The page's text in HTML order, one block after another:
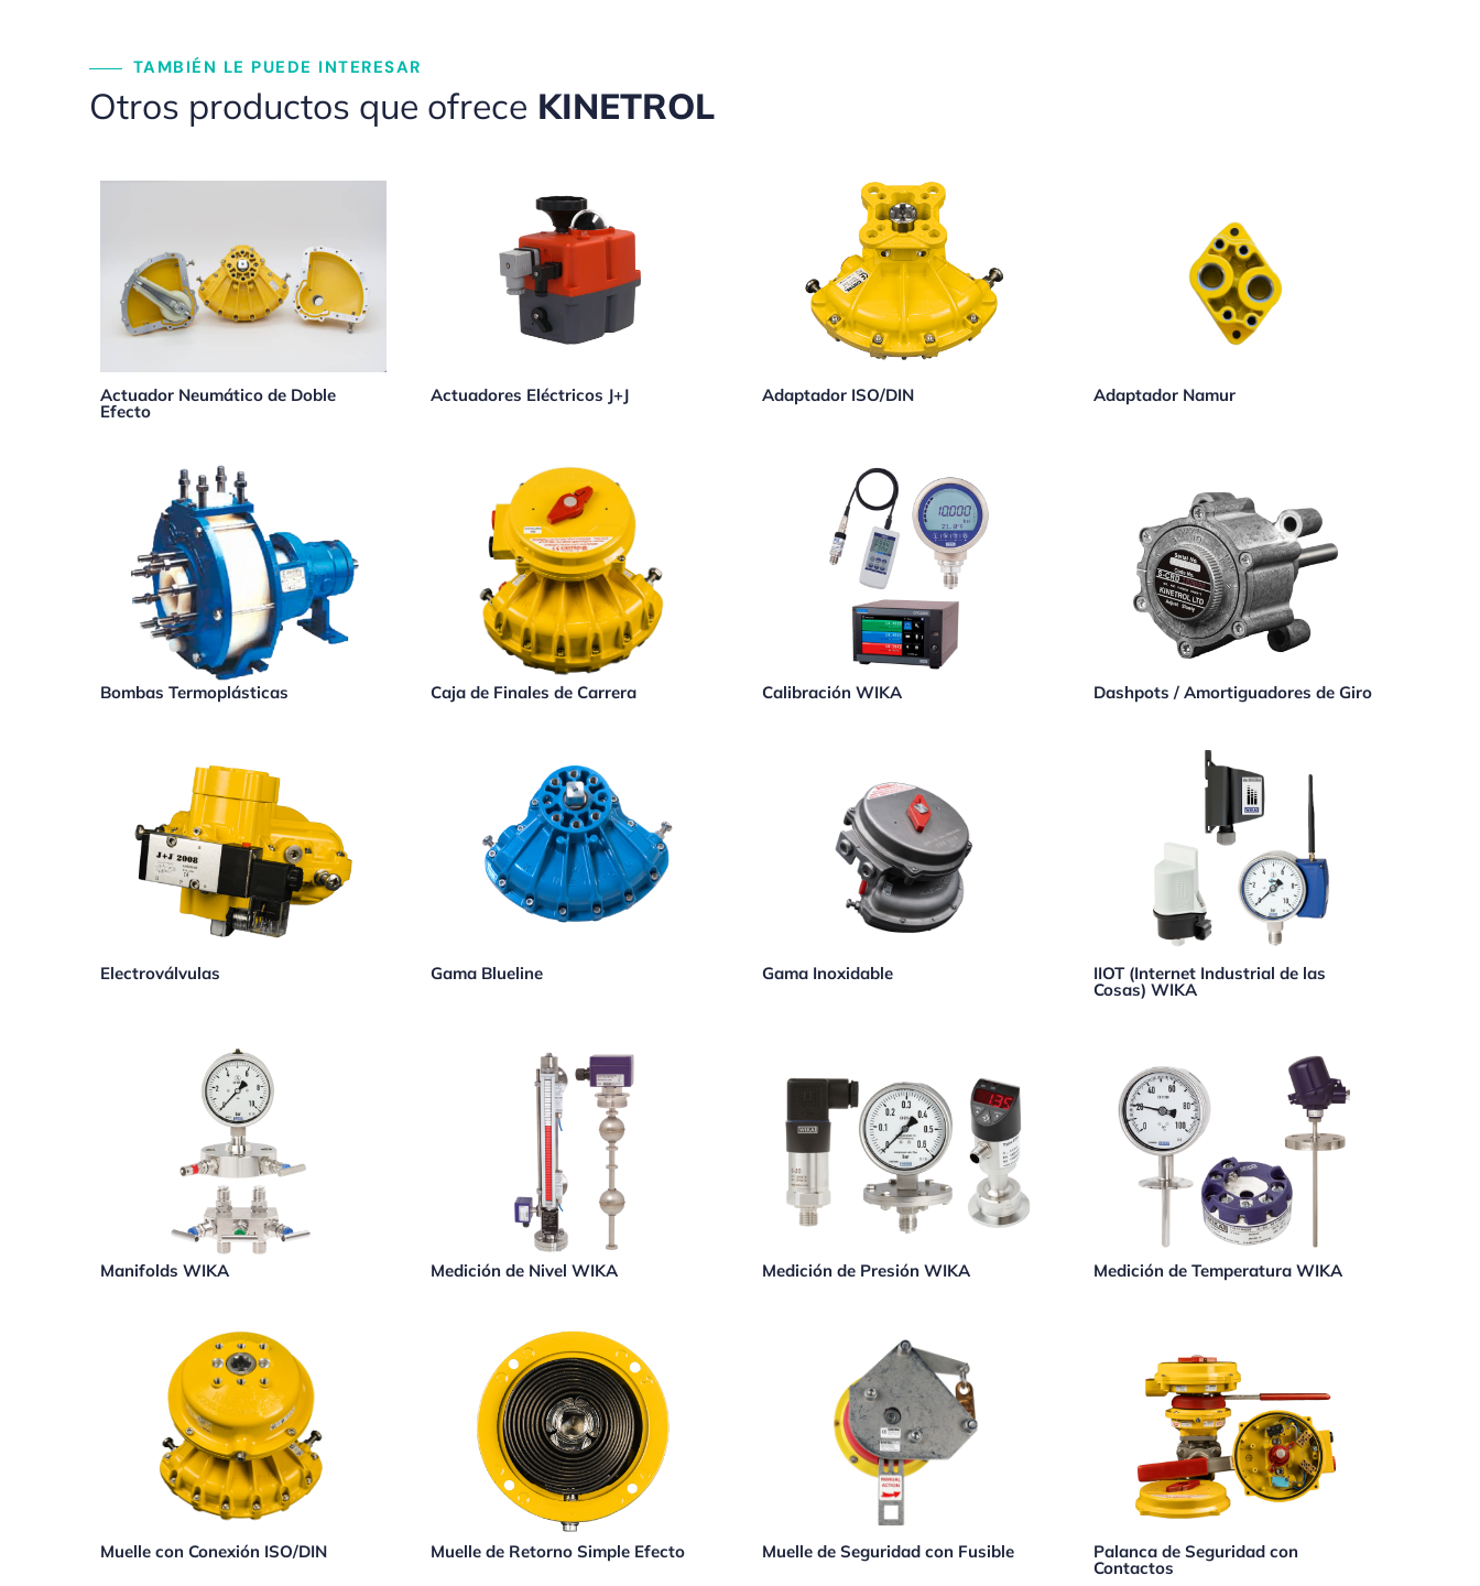
TAMBIÉN LE PUEDE INTERESAR
Otros productos que ofrece KINETROL
Actuador Neumático de Doble
Efecto
Actuadores Eléctricos J+J Adaptador ISO/DIN Adaptador Namur
Bombas Termoplásticas Caja de Finales de Carrera Calibración WIKA Dashpots / Amortiguadores de Giro
Electroválvulas Gama Blueline Gama Inoxidable IIOT (Internet Industrial de las
Cosas) WIKA
Manifolds WIKA Medición de Nivel WIKA Medición de Presión WIKA Medición de Temperatura WIKA
Muelle con Conexión ISO/DIN Muelle de Retorno Simple Efecto Muelle de Seguridad con Fusible Palanca de Seguridad con
Contactos